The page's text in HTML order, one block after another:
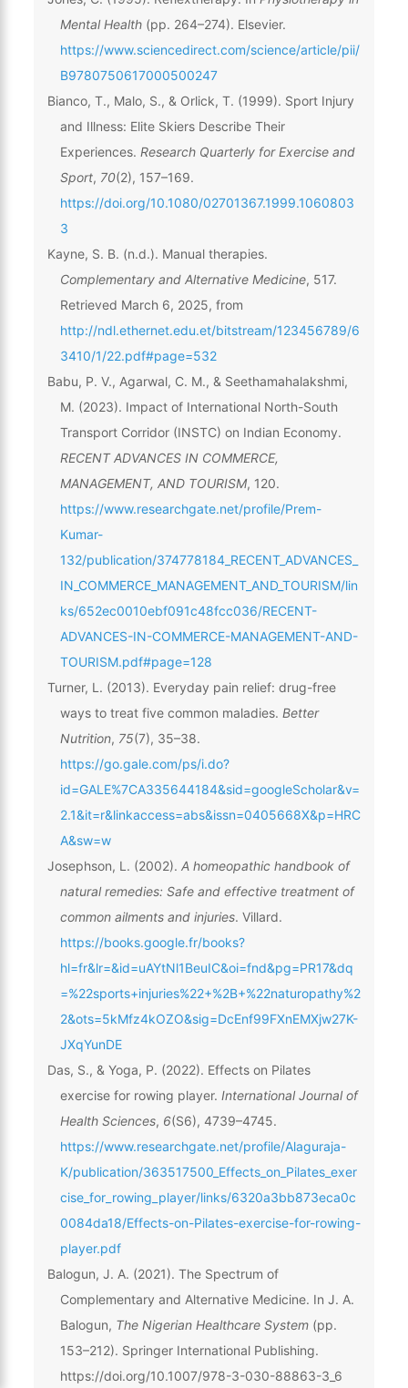
Mental Health(pp. 264–274). Elsevier.
https://www.sciencedirect.com/science/article/pii/
B9780750617000500247
Bianco, T., Malo, S., & Orlick, T. (1999). Sport Injury
and Illness: Elite Skiers Describe Their
Experiences. Research Quarterly for Exercise and
Sport, 70(2), 157–169.
https://doi.org/10.1080/02701367.1999.1060803
3
Kayne, S. B. (n.d.). Manual therapies.
Complementary and Alternative Medicine, 517.
Retrieved March 6, 2025, from
http://ndl.ethernet.edu.et/bitstream/123456789/6
3410/1/22.pdf#page=532
Babu, P. V., Agarwal, C. M., & Seethamahalakshmi,
M. (2023). Impact of International North-South
Transport Corridor (INSTC) on Indian Economy.
RECENT ADVANCES IN COMMERCE,
MANAGEMENT, AND TOURISM, 120.
https://www.researchgate.net/profile/Prem-
Kumar-
132/publication/374778184_RECENT_ADVANCES_
IN_COMMERCE_MANAGEMENT_AND_TOURISM/lin
ks/652ec0010ebf091c48fcc036/RECENT-
ADVANCES-IN-COMMERCE-MANAGEMENT-AND-
TOURISM.pdf#page=128
Turner, L. (2013). Everyday pain relief: drug-free
ways to treat five common maladies. Better
Nutrition, 75(7), 35–38.
https://go.gale.com/ps/i.do?
id=GALE%7CA335644184&sid=googleScholar&v=
2.1&it=r&linkaccess=abs&issn=0405668X&p=HRC
A&sw=w
Josephson, L. (2002). A homeopathic handbook of
natural remedies: Safe and effective treatment of
common ailments and injuries. Villard.
https://books.google.fr/books?
hl=fr&lr=&id=uAYtNl1BeuIC&oi=fnd&pg=PR17&dq
=%22sports+injuries%22+%2B+%22naturopathy%2
2&ots=5kMfz4kOZO&sig=DcEnf99FXnEMXjw27K-
JXqYunDE
Das, S., & Yoga, P. (2022). Effects on Pilates
exercise for rowing player. International Journal of
Health Sciences, 6(S6), 4739–4745.
https://www.researchgate.net/profile/Alaguraja-
K/publication/363517500_Effects_on_Pilates_exer
cise_for_rowing_player/links/6320a3bb873eca0c
0084da18/Effects-on-Pilates-exercise-for-rowing-
player.pdf
Balogun, J. A. (2021). The Spectrum of
Complementary and Alternative Medicine. In J. A.
Balogun, The Nigerian Healthcare System(pp.
153–212). Springer International Publishing.
https://doi.org/10.1007/978-3-030-88863-3_6